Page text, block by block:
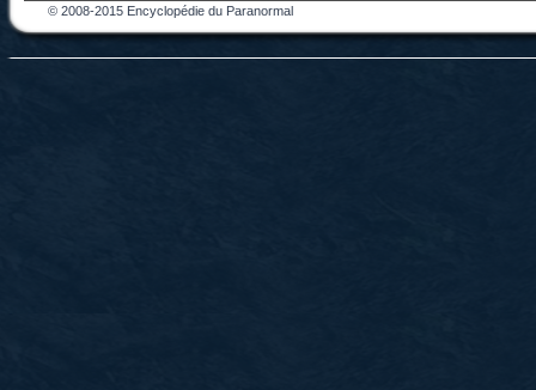
© 2008-2015 Encyclopédie du Paranormal